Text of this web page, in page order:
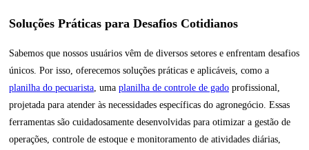
Soluções Práticas para Desafios Cotidianos
Sabemos que nossos usuários vêm de diversos setores e enfrentam desafios
únicos. Por isso, oferecemos soluções práticas e aplicáveis, como a
planilha do pecuarista , uma planilha de controle de gado profissional,
projetada para atender às necessidades específicas do agronegócio. Essas
ferramentas são cuidadosamente desenvolvidas para otimizar a gestão de
operações, controle de estoque e monitoramento de atividades diárias,